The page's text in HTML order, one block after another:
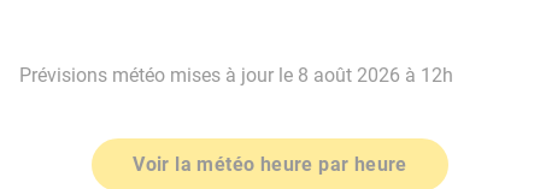
Prévisions météo mises à jour le 8 août 2026 à 12h
Voir la météo heure par heure